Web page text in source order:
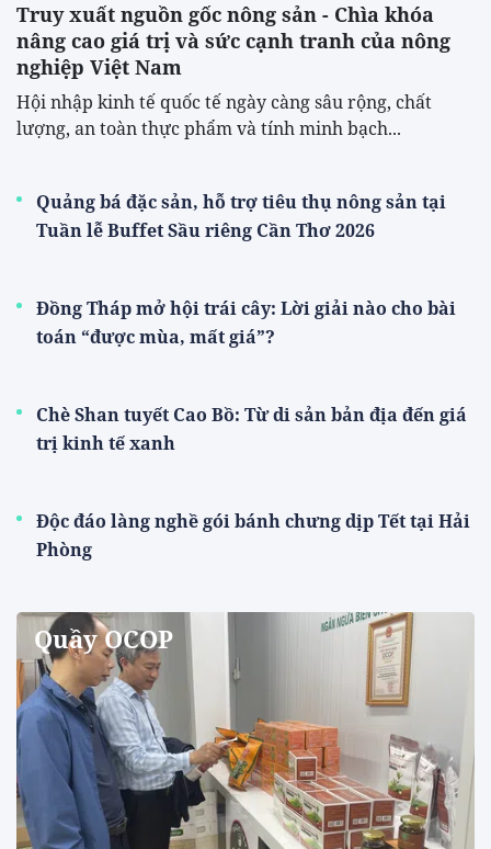
Truy xuất nguồn gốc nông sản - Chìa khóa
nâng cao giá trị và sức cạnh tranh của nông
nghiệp Việt Nam
Hội nhập kinh tế quốc tế ngày càng sâu rộng, chất
lượng, an toàn thực phẩm và tính minh bạch...
Quảng bá đặc sản, hỗ trợ tiêu thụ nông sản tại
Tuần lễ Buffet Sầu riêng Cần Thơ 2026
Đồng Tháp mở hội trái cây: Lời giải nào cho bài
toán “được mùa, mất giá”?
Chè Shan tuyết Cao Bồ: Từ di sản bản địa đến giá
trị kinh tế xanh
Độc đáo làng nghề gói bánh chưng dịp Tết tại Hải
Phòng
Quầy OCOP